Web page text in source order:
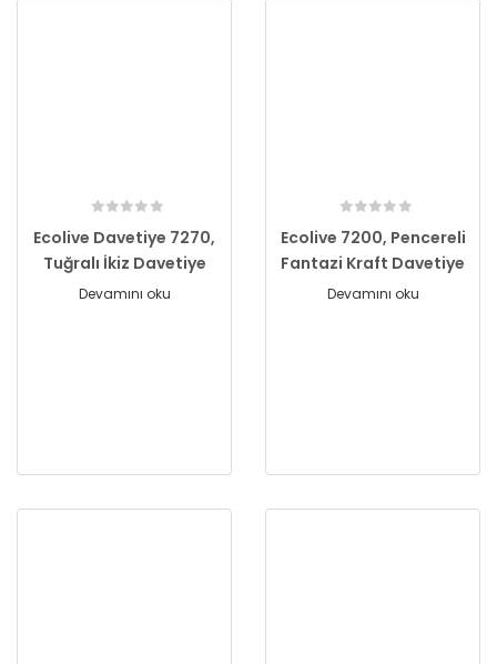
Ecolive Davetiye 7270,
Tuğralı İkiz Davetiye
Devamını oku
Ecolive 7200, Pencereli
Fantazi Kraft Davetiye
Devamını oku